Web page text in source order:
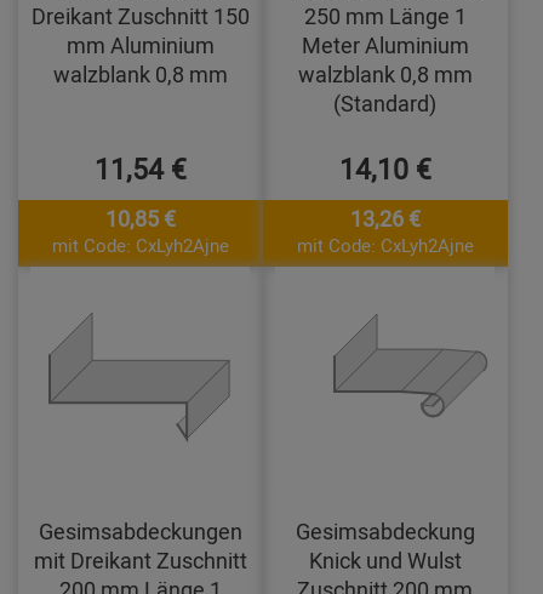
Dreikant Zuschnitt 150
mm Aluminium
walzblank 0,8 mm
11,54 €
10,85 €
mit Code: CxLyh2Ajne
250 mm Länge 1
Meter Aluminium
walzblank 0,8 mm
(Standard)
14,10 €
13,26 €
mit Code: CxLyh2Ajne
Gesimsabdeckungen
mit Dreikant Zuschnitt
Gesimsabdeckung
Knick und Wulst